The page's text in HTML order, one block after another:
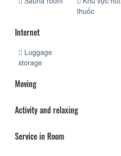
thuốc
Internet
Luggage
storage
Moving
Activity and relaxing
Service in Room